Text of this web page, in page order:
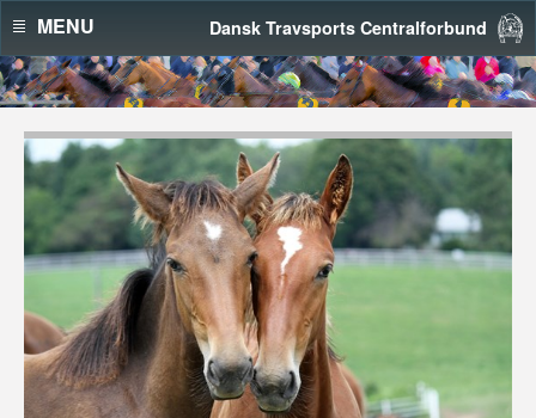
Dansk Travsports Centralforbund
MENU